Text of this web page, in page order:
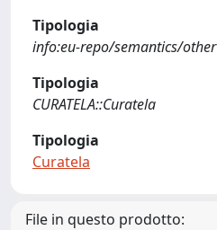
Tipologia
info:eu-repo/semantics/other
Tipologia
CURATELA::Curatela
Tipologia
Curatela
File in questo prodotto: